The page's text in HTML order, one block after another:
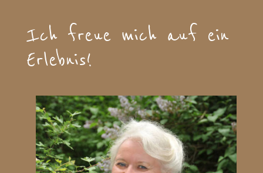
Ich freue mich auf ein
Erlebnis!